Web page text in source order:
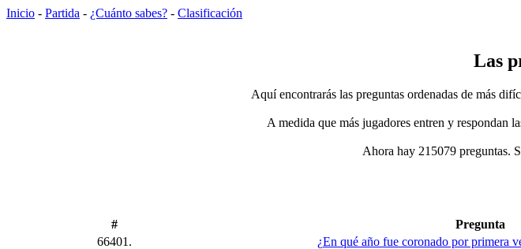
Inicio - Partida - ¿Cuánto sabes? - Clasificación
Las
Aquí encontrarás las preguntas ordenadas de más
A medida que más jugadores entren y respondan
Ahora hay 215079 preguntas.
# Pregunta
66401.
¿En qué año fue coronado por primera